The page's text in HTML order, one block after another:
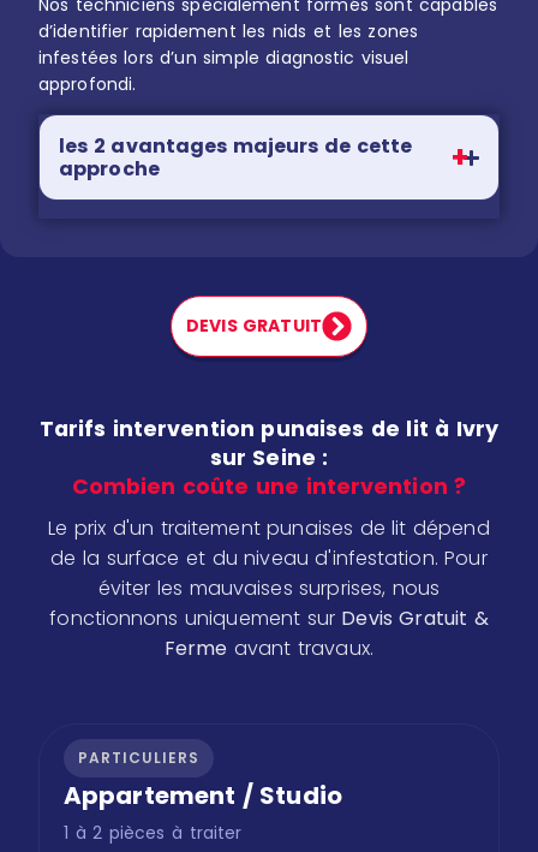
Nos techniciens spécialement formés sont capables
d’identifier rapidement les nids et les zones
infestées lors d’un simple diagnostic visuel
approfondi.
les 2 avantages majeurs de cette
approche
DEVIS GRATUIT
Tarifs intervention punaises de lit à Ivry
sur Seine :
Combien coûte une intervention ?
Le prix d'un traitement punaises de lit dépend
de la surface et du niveau d'infestation. Pour
éviter les mauvaises surprises, nous
fonctionnons uniquement sur Devis Gratuit &
Ferme avant travaux.
PARTICULIERS
Appartement / Studio
1 à 2 pièces à traiter